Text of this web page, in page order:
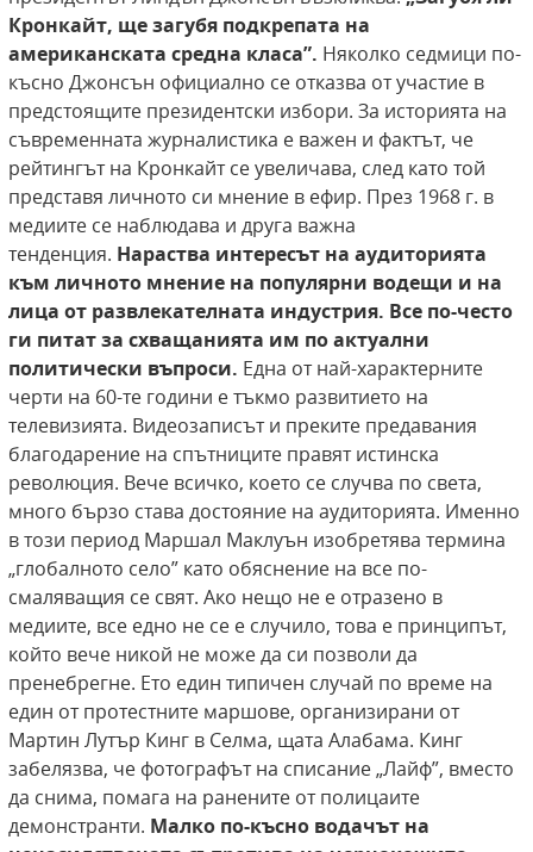
Кронкайт, ще загубя подкрепата на
американската средна класа”. Няколко седмици по-
късно Джонсън официално се отказва от участие в
предстоящите президентски избори. За историята на
съвременната журналистика е важен и фактът, че
рейтингът на Кронкайт се увеличава, след като той
представя личното си мнение в ефир. През 1968 г. в
медиите се наблюдава и друга важна
тенденция. Нараства интересът на аудиторията
към личното мнение на популярни водещи и на
лица от развлекателната индустрия. Все по-често
ги питат за схващанията им по актуални
политически въпроси. Една от най-характерните
черти на 60-те години е тъкмо развитието на
телевизията. Видеозаписът и преките предавания
благодарение на спътниците правят истинска
революция. Вече всичко, което се случва по света,
много бързо става достояние на аудиторията. Именно
в този период Маршал Маклуън изобретява термина
„глобалното село” като обяснение на все по-
смаляващия се свят. Ако нещо не е отразено в
медиите, все едно не се е случило, това е принципът,
който вече никой не може да си позволи да
пренебрегне. Ето един типичен случай по време на
един от протестните маршове, организирани от
Мартин Лутър Кинг в Селма, щата Алабама. Кинг
забелязва, че фотографът на списание „Лайф”, вместо
да снима, помага на ранените от полицаите
демонстранти. Малко по-късно водачът на